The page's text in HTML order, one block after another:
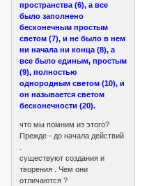
пространства (6), а все
было заполнено
бесконечным простым
светом (7), и не было в нем
ни начала ни конца (8), а
все было единым, простым
(9), полностью
однородным светом (10), и
он называется светом
бесконечности (20).
что мы помним из этого?
Прежде - до начала действий
существуют создания и
творения . Чем они
отличаются ?